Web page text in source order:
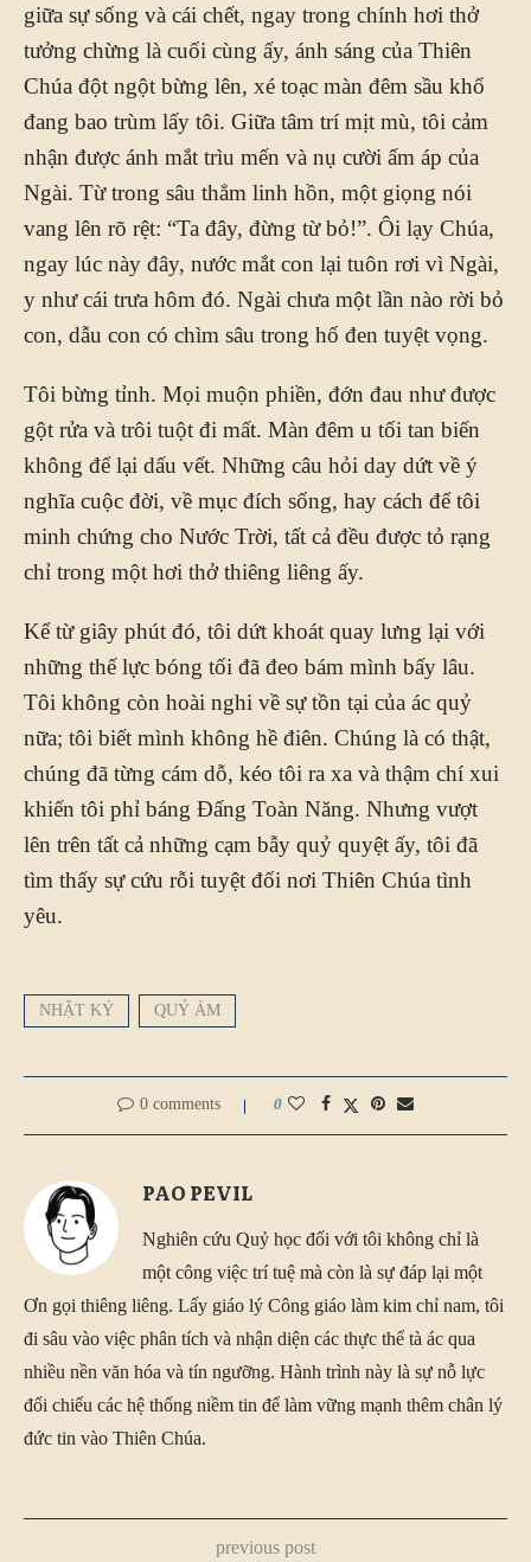
giữa sự sống và cái chết, ngay trong chính hơi thở
tưởng chừng là cuối cùng ấy, ánh sáng của Thiên
Chúa đột ngột bừng lên, xé toạc màn đêm sầu khổ
đang bao trùm lấy tôi. Giữa tâm trí mịt mù, tôi cảm
nhận được ánh mắt trìu mến và nụ cười ấm áp của
Ngài. Từ trong sâu thẳm linh hồn, một giọng nói
vang lên rõ rệt: “Ta đây, đừng từ bỏ!”. Ôi lạy Chúa,
ngay lúc này đây, nước mắt con lại tuôn rơi vì Ngài,
y như cái trưa hôm đó. Ngài chưa một lần nào rời bỏ
con, dẫu con có chìm sâu trong hố đen tuyệt vọng.
Tôi bừng tỉnh. Mọi muộn phiền, đớn đau như được
gột rửa và trôi tuột đi mất. Màn đêm u tối tan biến
không để lại dấu vết. Những câu hỏi day dứt về ý
nghĩa cuộc đời, về mục đích sống, hay cách để tôi
minh chứng cho Nước Trời, tất cả đều được tỏ rạng
chỉ trong một hơi thở thiêng liêng ấy.
Kể từ giây phút đó, tôi dứt khoát quay lưng lại với
những thế lực bóng tối đã đeo bám mình bấy lâu.
Tôi không còn hoài nghi về sự tồn tại của ác quỷ
nữa; tôi biết mình không hề điên. Chúng là có thật,
chúng đã từng cám dỗ, kéo tôi ra xa và thậm chí xui
khiến tôi phỉ báng Đấng Toàn Năng. Nhưng vượt
lên trên tất cả những cạm bẫy quỷ quyệt ấy, tôi đã
tìm thấy sự cứu rỗi tuyệt đối nơi Thiên Chúa tình
yêu.
NHẬT KÝ QUỶ ÁM
0 comments 0
PAO PEVIL
Nghiên cứu Quỷ học đối với tôi không chỉ là
một công việc trí tuệ mà còn là sự đáp lại một
Ơn gọi thiêng liêng. Lấy giáo lý Công giáo làm kim chỉ nam, tôi
đi sâu vào việc phân tích và nhận diện các thực thể tà ác qua
nhiều nền văn hóa và tín ngưỡng. Hành trình này là sự nỗ lực
đối chiếu các hệ thống niềm tin để làm vững mạnh thêm chân lý
đức tin vào Thiên Chúa.
previous post